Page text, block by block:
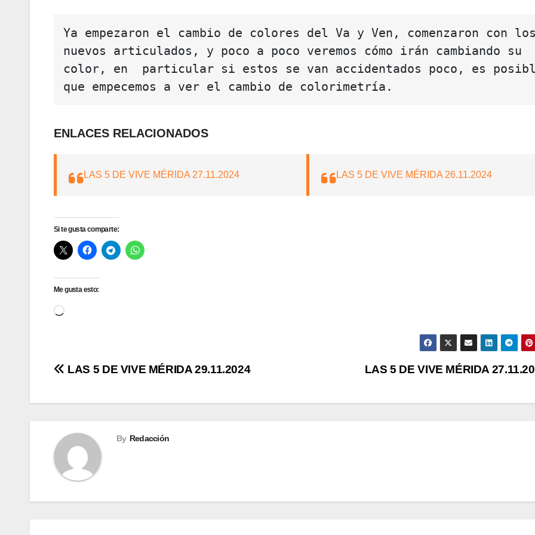
Ya empezaron el cambio de colores del Va y Ven, comenzaron con
nuevos articulados, y poco a poco veremos cómo irán cambiando su
color, en  particular si estos se van accidentados poco, es
que empecemos a ver el cambio de colorimetría.
ENLACES RELACIONADOS
LAS 5 DE VIVE MÉRIDA 27.11.2024 LAS 5 DE VIVE MÉRIDA 26.11.2024
Si te gusta comparte:
Me gusta esto:
Cargando...
Navegación
de
LAS 5 DE VIVE MÉRIDA
LAS 5 DE VIVE MÉRIDA 29.11.2024
By Redacción